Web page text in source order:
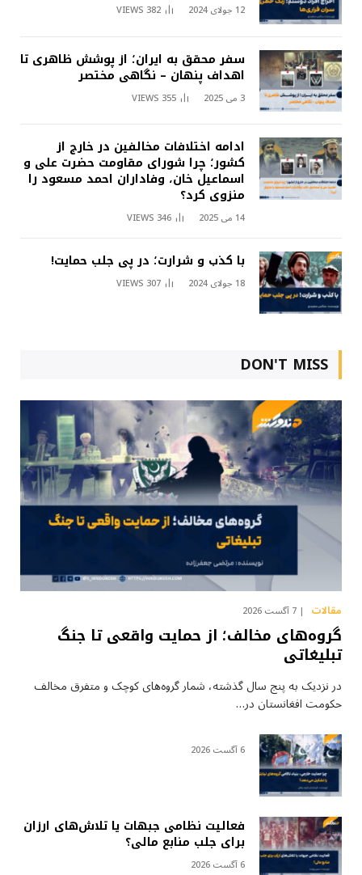
12 جولای 2024 382
VIEWS
سفر محقق به ایران؛ از پوشش ظاهری تا
اهداف پنهان – نگاهی مختصر
3 می 2025 355
VIEWS
ادامه اختلافات مخالفین در خارج از
کشور؛ چرا شورای مقاومت حضرت علی و
اسماعیل خان، وفاداران احمد مسعود را
منزوی کرد؟
14 می 2025 346
VIEWS
با کذب و شرارت؛ در پی جلب حمایت!
18 جولای 2024 307
VIEWS
DON'T MISS
مقالات 7 آگست 2026
گروه‌های مخالف؛ از حمایت واقعی تا جنگ
تبلیغاتی
در نزدیک به پنج سال گذشته، شمار گروه‌های کوچک و متفرق مخالف
حکومت افغانستان در…
6 آگست 2026
فعالیت نظامی جبهات یا تلاش‌های ارزان
برای جلب منابع مالی؟
6 آگست 2026